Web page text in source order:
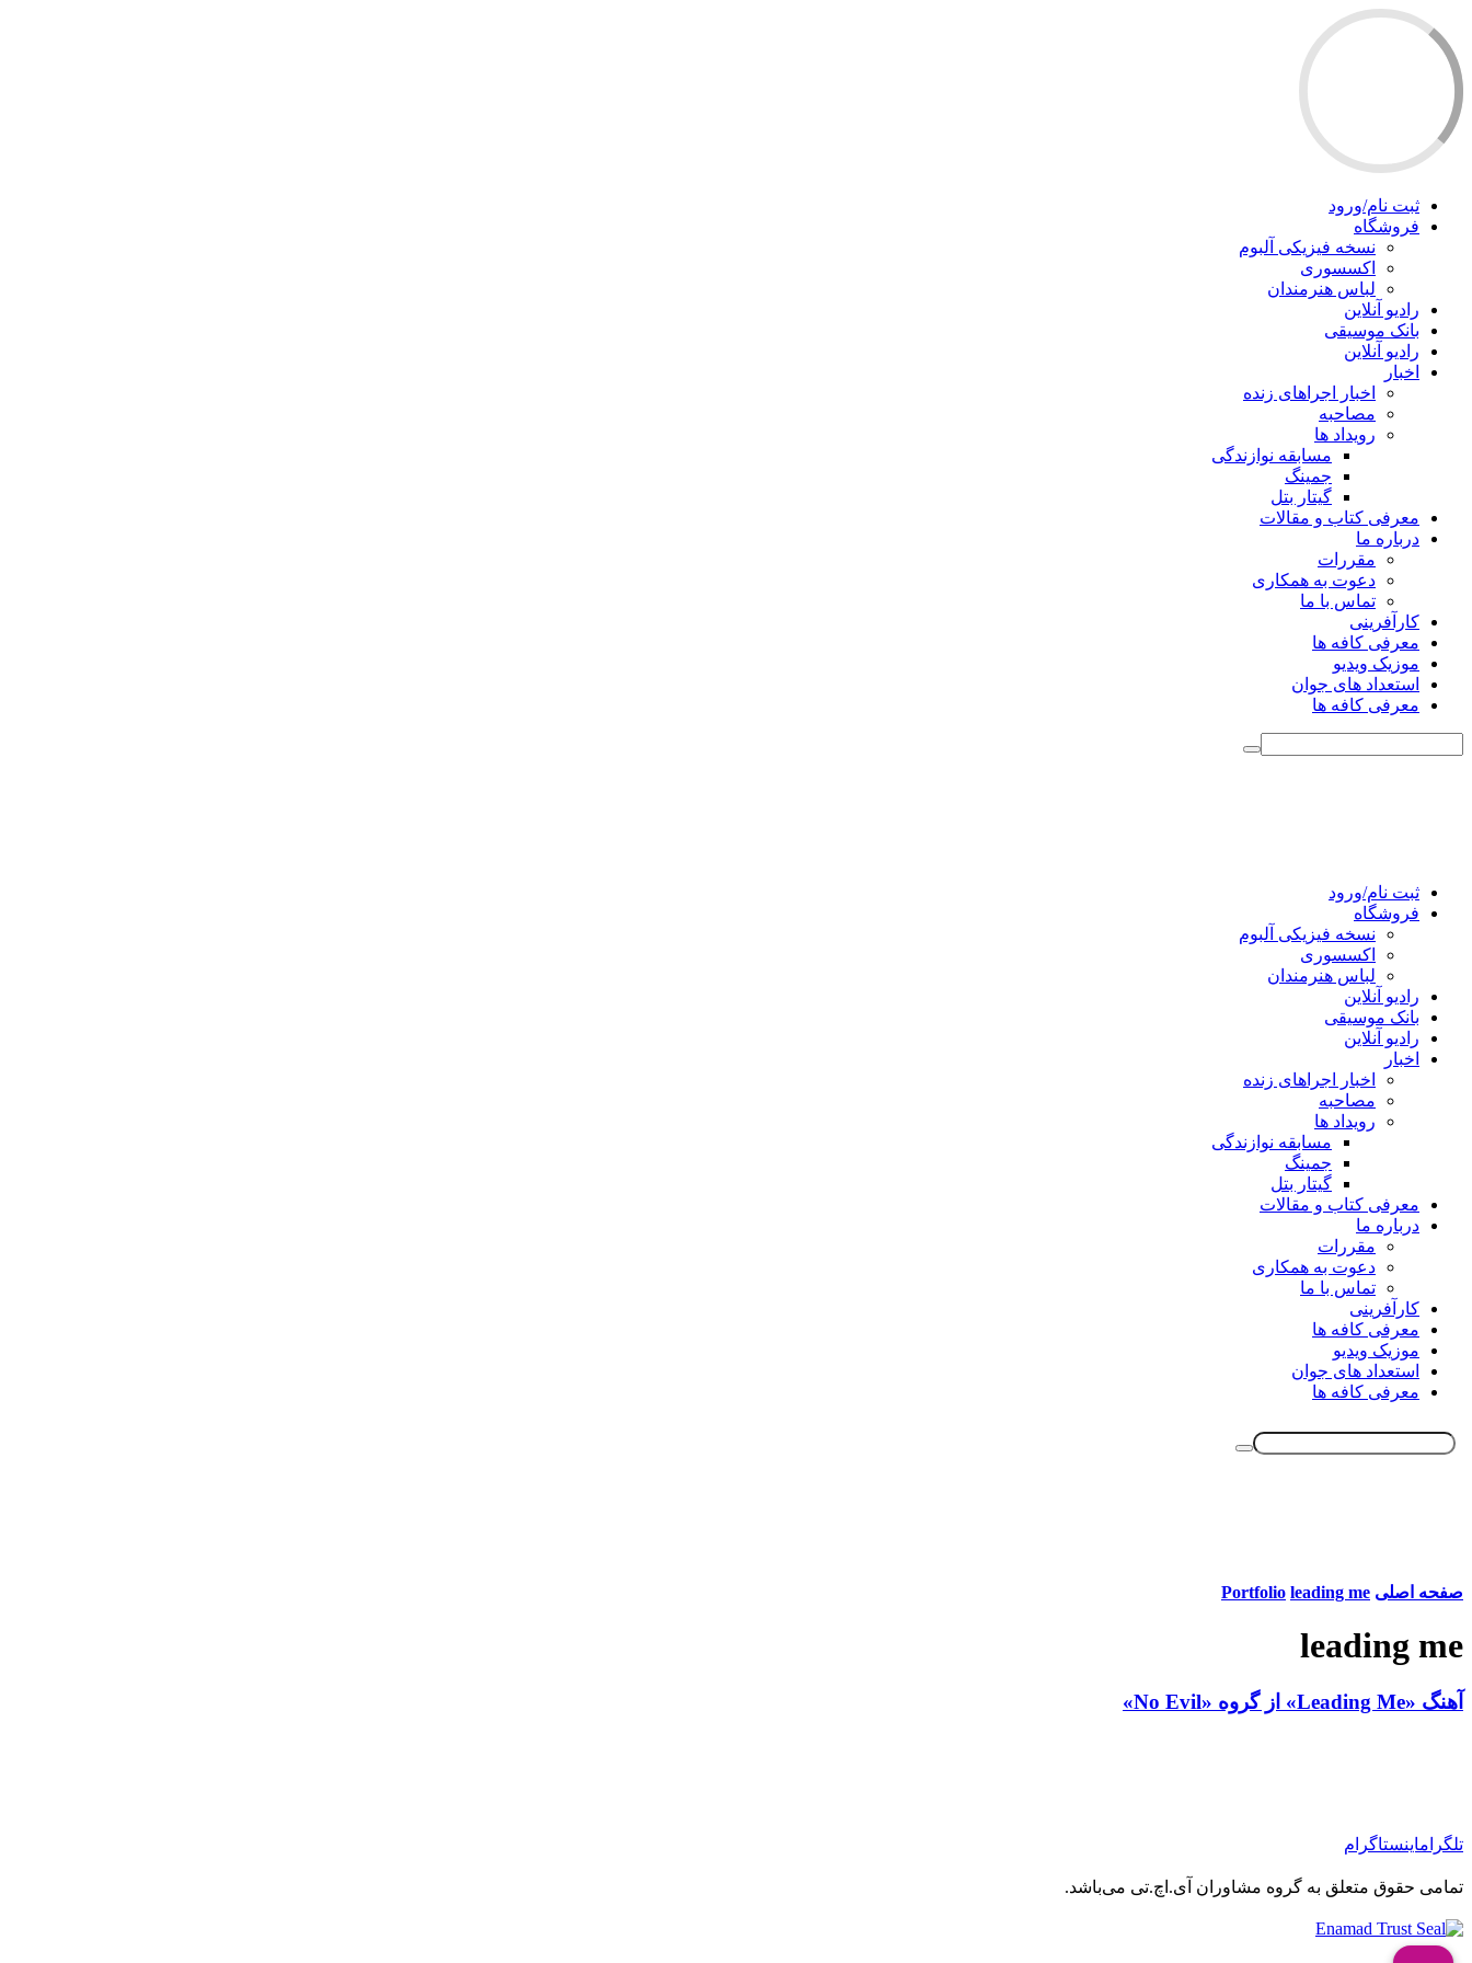
ثبت نام/ورود
فروشگاه
نسخه فیزیکی آلبوم
اکسسوری
لباس هنرمندان
رادیو آنلاین
بانک موسیقی
رادیو آنلاین
اخبار
اخبار اجراهای زنده
مصاحبه
رویداد ها
مسابقه نوازندگی
جمینگ
گیتار بتل
معرفی کتاب و مقالات
درباره ما
مقررات
دعوت به همکاری
تماس با ما
کارآفرینی
معرفی کافه ها
موزیک ویدیو
استعداد های جوان
معرفی کافه ها
ثبت نام/ورود
فروشگاه
نسخه فیزیکی آلبوم
اکسسوری
لباس هنرمندان
رادیو آنلاین
بانک موسیقی
رادیو آنلاین
اخبار
اخبار اجراهای زنده
مصاحبه
رویداد ها
مسابقه نوازندگی
جمینگ
گیتار بتل
معرفی کتاب و مقالات
درباره ما
مقررات
دعوت به همکاری
تماس با ما
کارآفرینی
معرفی کافه ها
موزیک ویدیو
استعداد های جوان
معرفی کافه ها
صفحه اصلی Portfolio leading me
leading me
آهنگ «Leading Me» از گروه «No Evil»
تلگراماینستاگرام
تمامی حقوق متعلق به گروه مشاوران آی.اچ.تی می‌باشد.